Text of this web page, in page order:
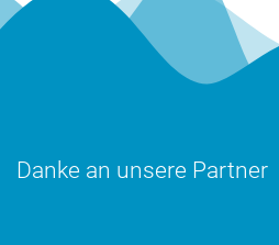
Danke an unsere Partner